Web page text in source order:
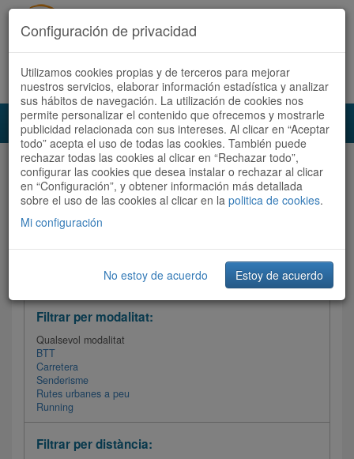
Accedeix Registra't ara Español Català
Audioruta Totes les rutes
Totes les rutes Ordenar per:Més recents/ Dificultat
Filtrar les rutes
Filtrar per modalitat:
Qualsevol modalitat
BTT
Carretera
Senderisme
Rutes urbanes a peu
Running
Filtrar per distància:
Configuración de privacidad
Utilizamos cookies propias y de terceros para mejorar
nuestros servicios, elaborar información estadística y analizar
sus hábitos de navegación. La utilización de cookies nos
permite personalizar el contenido que ofrecemos y mostrarle
publicidad relacionada con sus intereses. Al clicar en “Aceptar
todo” acepta el uso de todas las cookies. También puede
rechazar todas las cookies al clicar en “Rechazar todo”,
configurar las cookies que desea instalar o rechazar al clicar
en “Configuración”, y obtener información más detallada
sobre el uso de las cookies al clicar en la politica de cookies.
Mi configuración
No estoy de acuerdo Estoy de acuerdo